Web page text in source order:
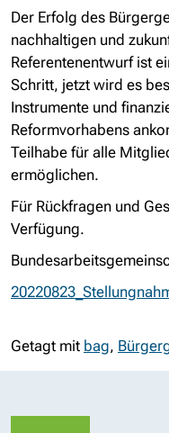
Der Erfolg des
nachhaltigen und
Referentenentwurf ist
Schritt, jetzt wird es
Instrumente und
Reformvorhabens
Teilhabe für alle
ermöglichen.
Für Rückfragen und
Verfügung.
Getagt mit bag,